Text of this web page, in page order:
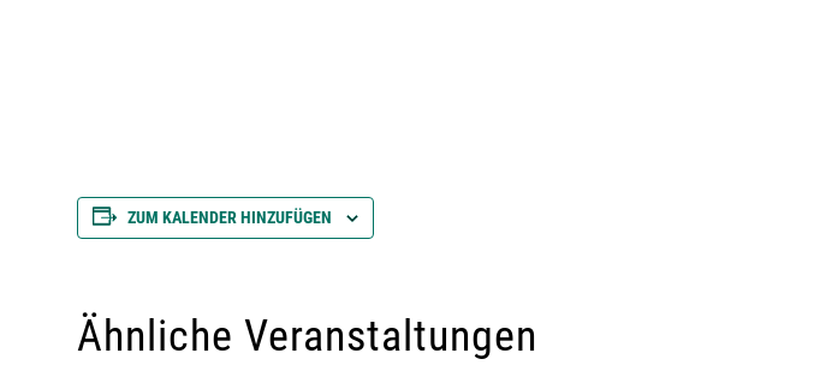
ZUM KALENDER HINZUFÜGEN
Ähnliche Veranstaltungen